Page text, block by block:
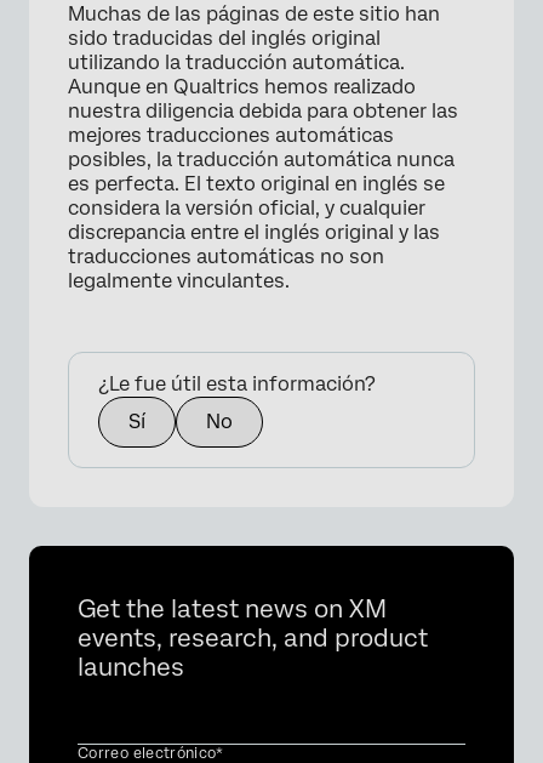
Muchas de las páginas de este sitio han
sido traducidas del inglés original
utilizando la traducción automática.
Aunque en Qualtrics hemos realizado
nuestra diligencia debida para obtener las
mejores traducciones automáticas
posibles, la traducción automática nunca
es perfecta. El texto original en inglés se
considera la versión oficial, y cualquier
discrepancia entre el inglés original y las
traducciones automáticas no son
legalmente vinculantes.
¿Le fue útil esta información?
Sí
No
Get the latest news on XM
events, research, and product
launches
Correo electrónico*